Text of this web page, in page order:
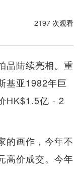
2197 次观看
品陆续亮相。重
基亚1982年巨
HK$1.5亿 - 2
的画作，今年不
高价成交。今年